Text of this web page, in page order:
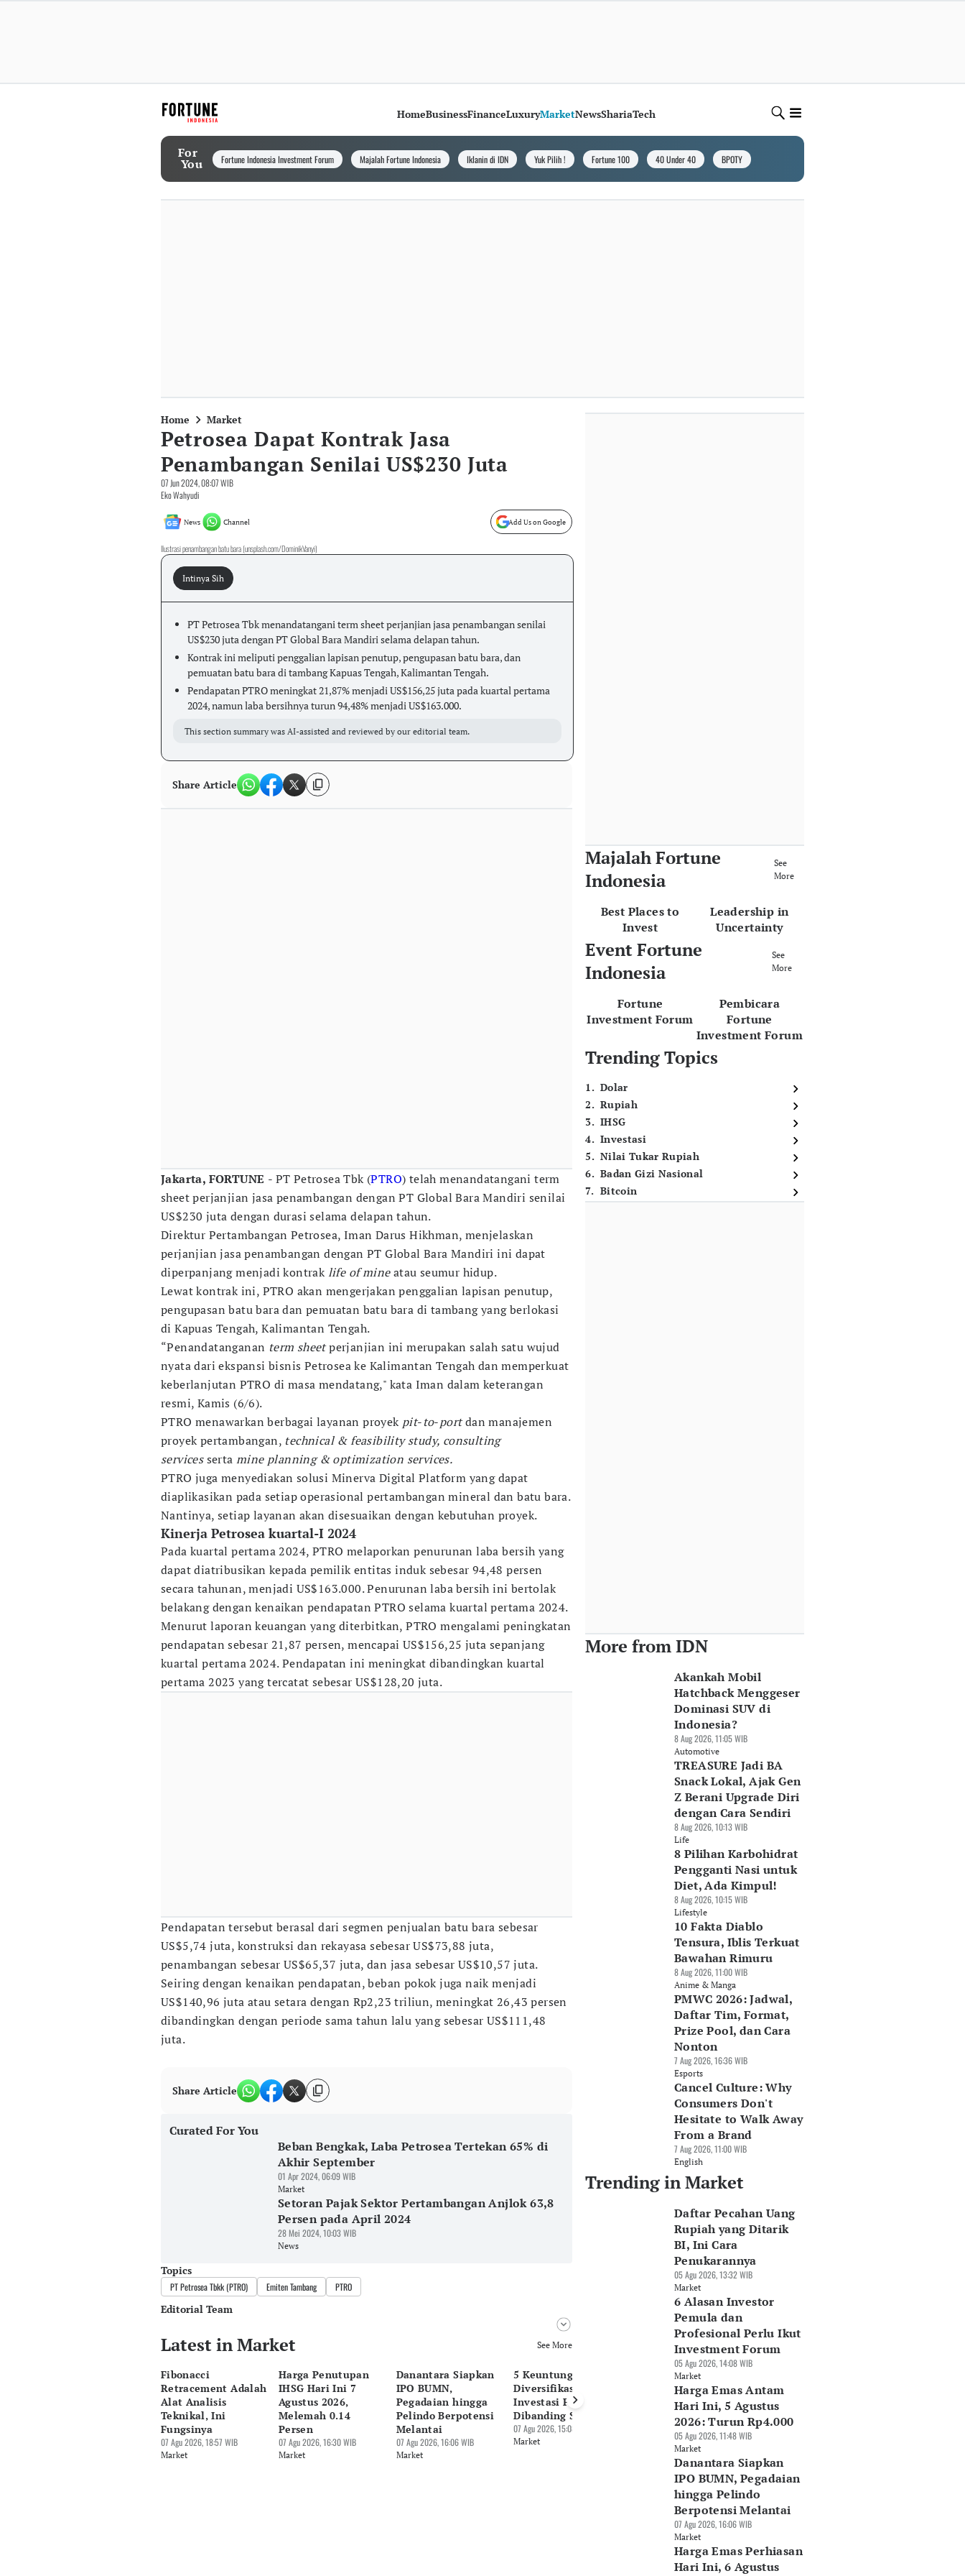
HomeBusinessFinanceLuxuryMarketNewsShariaTech
For
You Fortune Indonesia Investment Forum Majalah Fortune Indonesia Iklanin di IDN Yuk Pilih ! Fortune 100 40 Under 40 BPOTY
Home Market
Petrosea Dapat Kontrak Jasa
Penambangan Senilai US$230 Juta
07 Jun 2024, 08:07 WIB
Eko Wahyudi
News Channel Add Us on Google
Ilustrasi penambangan batu bara (unsplash.com/DominikVanyi)
Intinya Sih
PT Petrosea Tbk menandatangani term sheet perjanjian jasa penambangan senilai
US$230 juta dengan PT Global Bara Mandiri selama delapan tahun.
Kontrak ini meliputi penggalian lapisan penutup, pengupasan batu bara, dan
pemuatan batu bara di tambang Kapuas Tengah, Kalimantan Tengah.
Pendapatan PTRO meningkat 21,87% menjadi US$156,25 juta pada kuartal pertama
2024, namun laba bersihnya turun 94,48% menjadi US$163.000.
This section summary was AI-assisted and reviewed by our editorial team.
Share Article
Jakarta, FORTUNE - PT Petrosea Tbk (PTRO) telah menandatangani term
sheet perjanjian jasa penambangan dengan PT Global Bara Mandiri senilai
US$230 juta dengan durasi selama delapan tahun.
Direktur Pertambangan Petrosea, Iman Darus Hikhman, menjelaskan
perjanjian jasa penambangan dengan PT Global Bara Mandiri ini dapat
diperpanjang menjadi kontraklife of mineatau seumur hidup.
Lewat kontrak ini, PTRO akan mengerjakan penggalian lapisan penutup,
pengupasan batu bara dan pemuatan batu bara di tambang yang berlokasi
di Kapuas Tengah, Kalimantan Tengah.
“Penandatanganan term sheetperjanjian ini merupakan salah satu wujud
nyata dari ekspansi bisnis Petrosea ke Kalimantan Tengah dan memperkuat
keberlanjutan PTRO di masa mendatang," kata Iman dalam keterangan
resmi, Kamis (6/6).
PTRO menawarkan berbagai layanan proyek pit-to-portdan manajemen
proyek pertambangan, technical & feasibility study, consulting
servicessertamine planning & optimization services.
PTRO juga menyediakan solusi Minerva Digital Platform yang dapat
diaplikasikan pada setiap operasional pertambangan mineral dan batu bara.
Nantinya, setiap layanan akan disesuaikan dengan kebutuhan proyek.
Kinerja Petrosea kuartal-I 2024
Pada kuartal pertama 2024, PTRO melaporkan penurunan laba bersih yang
dapat diatribusikan kepada pemilik entitas induk sebesar 94,48 persen
secara tahunan, menjadi US$163.000. Penurunan laba bersih ini bertolak
belakang dengan kenaikan pendapatan PTRO selama kuartal pertama 2024.
Menurut laporan keuangan yang diterbitkan, PTRO mengalami peningkatan
pendapatan sebesar 21,87 persen, mencapai US$156,25 juta sepanjang
kuartal pertama 2024. Pendapatan ini meningkat dibandingkan kuartal
pertama 2023 yang tercatat sebesar US$128,20 juta.
Pendapatan tersebut berasal dari segmen penjualan batu bara sebesar
US$5,74 juta, konstruksi dan rekayasa sebesar US$73,88 juta,
penambangan sebesar US$65,37 juta, dan jasa sebesar US$10,57 juta.
Seiring dengan kenaikan pendapatan, beban pokok juga naik menjadi
US$140,96 juta atau setara dengan Rp2,23 triliun, meningkat 26,43 persen
dibandingkan dengan periode sama tahun lalu yang sebesar US$111,48
juta.
Share Article
Curated For You
Beban Bengkak, Laba Petrosea Tertekan 65% di
Akhir September
01 Apr 2024, 06:09 WIB
Market
Setoran Pajak Sektor Pertambangan Anjlok 63,8
Persen pada April 2024
28 Mei 2024, 10:03 WIB
News
Topics
PT Petrosea Tbkk (PTRO) Emiten Tambang PTRO
Editorial Team
Editor
Bonardo Maulana
Editor
Eko Wahyudi
Latest in Market See More
Fibonacci
Retracement Adalah
Alat Analisis
Teknikal, Ini
Fungsinya
07 Agu 2026, 18:57 WIB
Market
Harga Penutupan
IHSG Hari Ini 7
Agustus 2026,
Melemah 0.14
Persen
07 Agu 2026, 16:30 WIB
Market
Danantara Siapkan
IPO BUMN,
Pegadaian hingga
Pelindo Berpotensi
Melantai
07 Agu 2026, 16:06 WIB
Market
5 Keuntungan
Diversifikasi
Investasi Pakai ETF
Dibanding Saham
07 Agu 2026, 15:08 WIB
Market
Harga Emas
Perhiasan Hari Ini, 7
Agustus 2026 di Raja
Emas hingga Laku
07 Agu 2026, 14:14 WIB
Membedakan Saham
Murah dan Saham
Berkualitas?
07 Agu 2026, 13:28 WIB
Market
Majalah Fortune
Indonesia
See
More
Best Places to
Invest
Leadership in
Uncertainty
Event Fortune
Indonesia
See
More
Fortune
Investment Forum
Pembicara
Fortune
Investment Forum
Trending Topics
1. Dolar
2. Rupiah
3. IHSG
4. Investasi
5. Nilai Tukar Rupiah
6. Badan Gizi Nasional
7. Bitcoin
More from IDN
Akankah Mobil
Hatchback Menggeser
Dominasi SUV di
Indonesia?
8 Aug 2026, 11:05 WIB
Automotive
TREASURE Jadi BA
Snack Lokal, Ajak Gen
Z Berani Upgrade Diri
dengan Cara Sendiri
8 Aug 2026, 10:13 WIB
Life
8 Pilihan Karbohidrat
Pengganti Nasi untuk
Diet, Ada Kimpul!
8 Aug 2026, 10:15 WIB
Lifestyle
10 Fakta Diablo
Tensura, Iblis Terkuat
Bawahan Rimuru
8 Aug 2026, 11:00 WIB
Anime & Manga
PMWC 2026: Jadwal,
Daftar Tim, Format,
Prize Pool, dan Cara
Nonton
7 Aug 2026, 16:36 WIB
Esports
Cancel Culture: Why
Consumers Don't
Hesitate to Walk Away
From a Brand
7 Aug 2026, 11:00 WIB
English
Trending in Market
Daftar Pecahan Uang
Rupiah yang Ditarik
BI, Ini Cara
Penukarannya
05 Agu 2026, 13:32 WIB
Market
6 Alasan Investor
Pemula dan
Profesional Perlu Ikut
Investment Forum
05 Agu 2026, 14:08 WIB
Market
Harga Emas Antam
Hari Ini, 5 Agustus
2026: Turun Rp4.000
05 Agu 2026, 11:48 WIB
Market
Danantara Siapkan
IPO BUMN, Pegadaian
hingga Pelindo
Berpotensi Melantai
07 Agu 2026, 16:06 WIB
Market
Harga Emas Perhiasan
Hari Ini, 6 Agustus